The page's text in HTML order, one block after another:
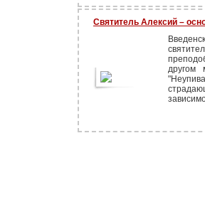
Святитель Алексий –
другом